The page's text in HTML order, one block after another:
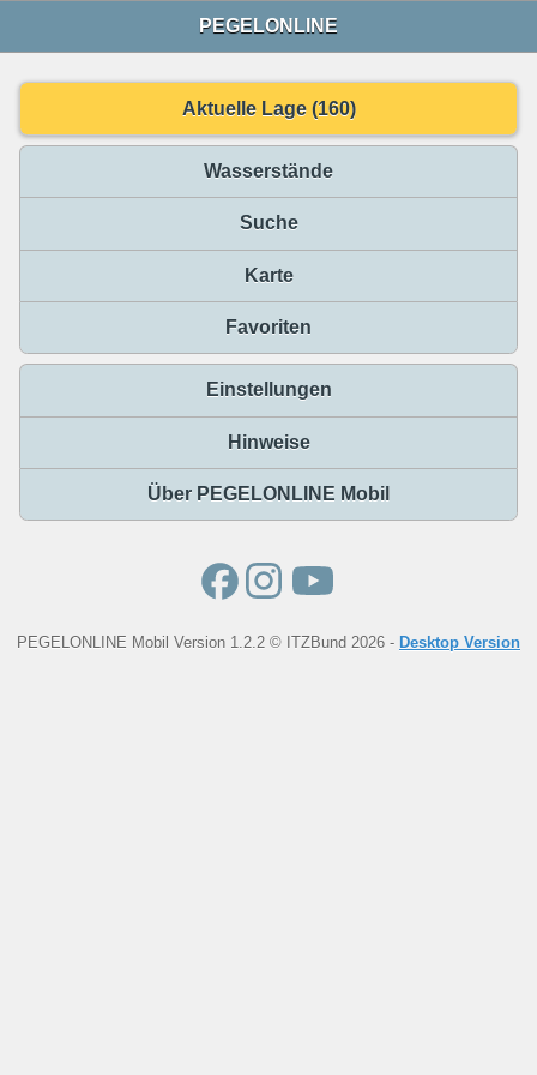
PEGELONLINE
Aktuelle Lage (160)
Wasserstände
Suche
Karte
Favoriten
Einstellungen
Hinweise
Über PEGELONLINE Mobil
PEGELONLINE Mobil Version 1.2.2 © ITZBund 2026 - Desktop Version